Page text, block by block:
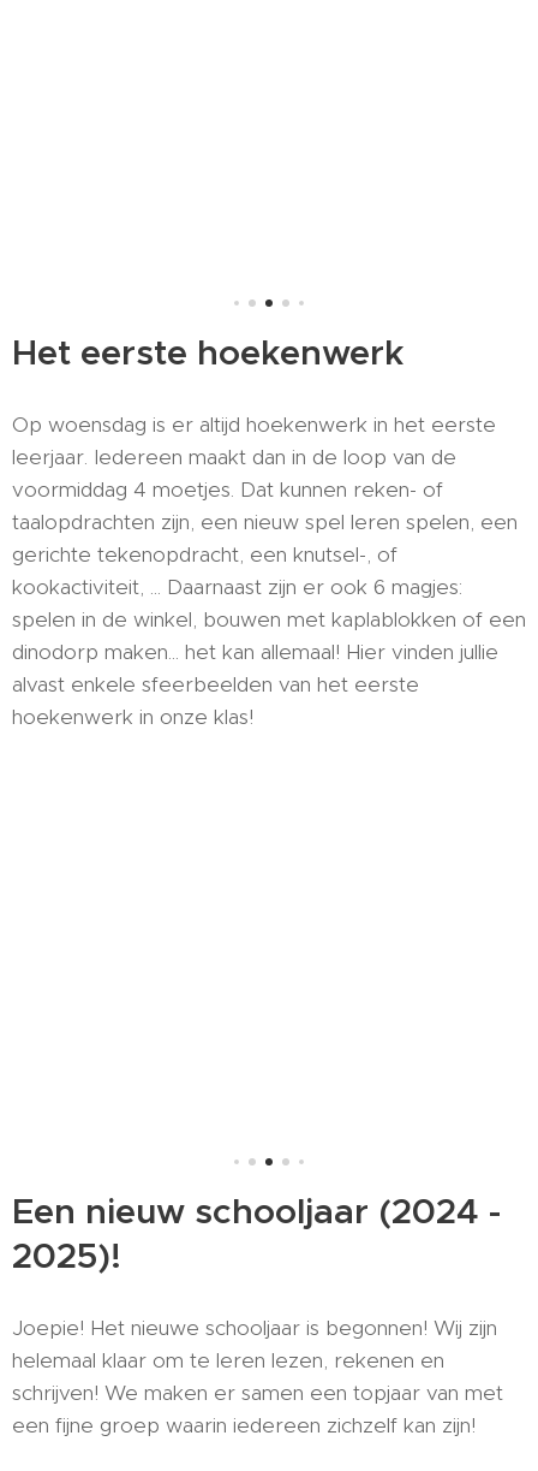
Het eerste hoekenwerk
Op woensdag is er altijd hoekenwerk in het eerste
leerjaar. Iedereen maakt dan in de loop van de
voormiddag 4 moetjes. Dat kunnen reken- of
taalopdrachten zijn, een nieuw spel leren spelen, een
gerichte tekenopdracht, een knutsel-, of
kookactiviteit, ... Daarnaast zijn er ook 6 magjes:
spelen in de winkel, bouwen met kaplablokken of een
dinodorp maken... het kan allemaal! Hier vinden jullie
alvast enkele sfeerbeelden van het eerste
hoekenwerk in onze klas!
Een nieuw schooljaar (2024 -
2025)!
Joepie! Het nieuwe schooljaar is begonnen! Wij zijn
helemaal klaar om te leren lezen, rekenen en
schrijven! We maken er samen een topjaar van met
een fijne groep waarin iedereen zichzelf kan zijn!